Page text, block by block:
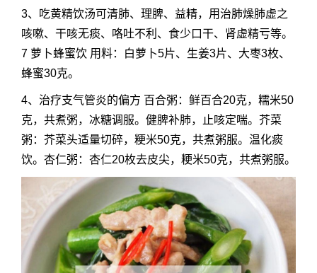
3、吃黄精饮汤可清肺、理脾、益精，用治肺燥肺虚之
咳嗽、干咳无痰、咯吐不利、食少口干、肾虚精亏等。
7 萝卜蜂蜜饮 用料：白萝卜5片、生姜3片、大枣3枚、
蜂蜜30克。
4、治疗支气管炎的偏方 百合粥：鲜百合20克，糯米50
克，共煮粥，冰糖调服。健脾补肺，止咳定喘。芥菜
粥：芥菜头适量切碎，粳米50克，共煮粥服。温化痰
饮。杏仁粥：杏仁20枚去皮尖，粳米50克，共煮粥服。